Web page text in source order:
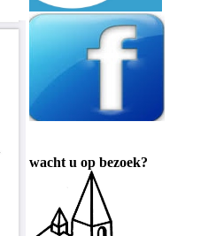
wacht u op bezoek?